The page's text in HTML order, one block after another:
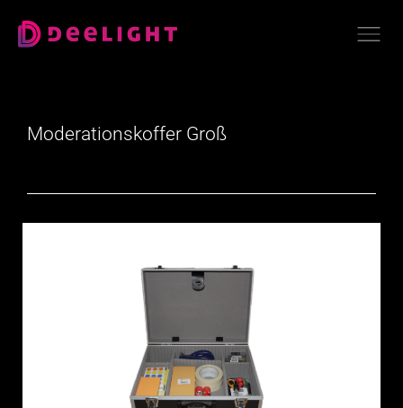
Moderationskoffer Groß